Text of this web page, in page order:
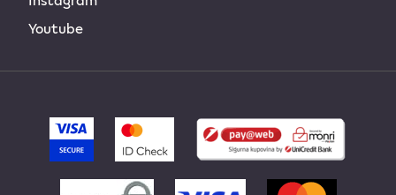
Youtube